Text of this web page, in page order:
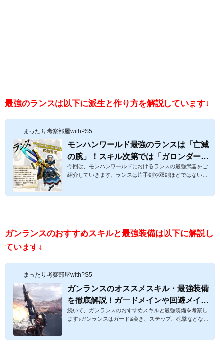
最強のランスは以下に派生と作り方を解説しています↓
まったり考察部屋withPS5
モンハンワールド最強のランスは「亡滅
の腕」！スキル次第では「ガロンダーラ
Ⅱ」も強い！入手方法・立ち回りなどを
解説！
今回は、モンハンワールドにおけるランスの最強武器をご
紹介していきます。ランスは片手剣や双剣ほどではないで
ランスを考えた時に最も最強だと個人的に思うランスは
ガンランスのおすすめスキルと最強装備は以下に解説し
ています↓
まったり考察部屋withPS5
ガンランスのオススメスキル・最強装備
を徹底解説！ガードメインや回避メイン
のオススメ防具をご紹介！【モンハンワ
ールド攻略】
続いて、ガンランスのおすすめスキルと最強装備を考察し
ます♪ガンランスはガード&突き、ステップ、砲撃などなど